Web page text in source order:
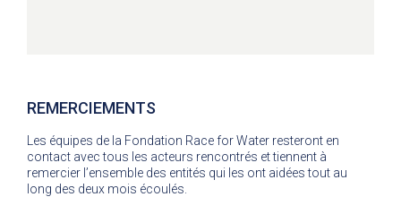
REMERCIEMENTS
Les équipes de la Fondation Race for Water resteront en
contact avec tous les acteurs rencontrés et tiennent à
remercier l’ensemble des entités qui les ont aidées tout au
long des deux mois écoulés.